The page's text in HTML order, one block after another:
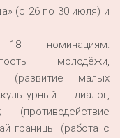
(с 26 по 30 июля) и
номинациям:
молодёжи,
(развитие малых
диалог,
(противодействие
(работа с